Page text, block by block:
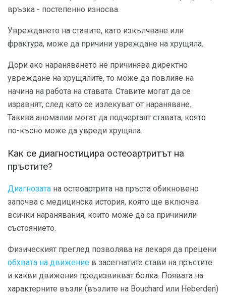
връзка - постепенно износва.
Увреждането на ставите, като изкълчване или
фрактура, може да причини увреждане на хрущяла.
Дори ако нараняването не причинява директно
увреждане на хрущялите, то може да повлияе на
начина на работа на ставата. Ставите могат да се
изравнят, след като се излекуват от нараняване.
Такива аномалии могат да подчертаят ставата, която
по-късно може да увреди хрущяла.
Как се диагностицира остеоартритът на
пръстите?
Диагнозата на остеоартрита на пръста обикновено
започва с медицинска история, която ще включва
всички наранявания, които може да са причинили
състоянието.
Физическият преглед позволява на лекаря да прецени
обхвата на движение в засегнатите стави на пръстите
и какви движения предизвикват болка. Появата на
характерните възли (възлите на Bouchard или Heberden)